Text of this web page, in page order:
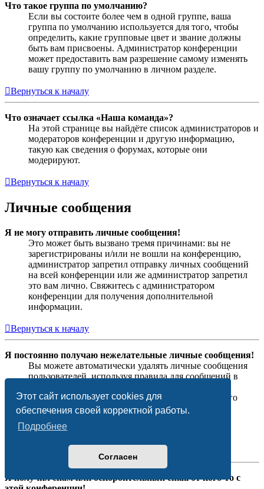
Этот сайт использует cookies для
обеспечения своей корректной работы.
Подробнее
Согласен
Что такое группа по умолчанию?
Если вы состоите более чем в одной группе, ваша
группа по умолчанию используется для того, чтобы
определить, какие групповые цвет и звание должны
быть вам присвоены. Администратор конференции
может предоставить вам разрешение самому изменять
вашу группу по умолчанию в личном разделе.
Вернуться к началу
Что означает ссылка «Наша команда»?
На этой странице вы найдёте список администраторов и
модераторов конференции и другую информацию,
такую как сведения о форумах, которые они
модерируют.
Вернуться к началу
Личные сообщения
Я не могу отправить личные сообщения!
Это может быть вызвано тремя причинами: вы не
зарегистрированы и/или не вошли на конференцию,
администратор запретил отправку личных сообщений
на всей конференции или же администратор запретил
это вам лично. Свяжитесь с администратором
конференции для получения дополнительной
информации.
Вернуться к началу
Я постоянно получаю нежелательные личные сообщения!
Вы можете автоматически удалять личные сообщения
пользователей, используя правила для сообщений в
оскорбительные личные сообщения от конкретного
пользователя, отправьте жалобы на сообщения
модераторам; они могут запретить пользователю
отправку личных сообщений.
Я получил спам или оскорбительный email от кого-то с